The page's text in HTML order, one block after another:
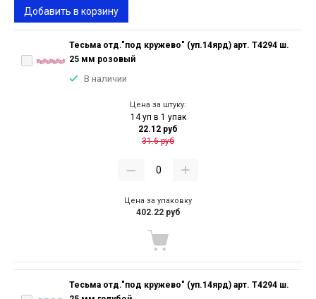
Добавить в корзину
Тесьма отд."под кружево" (уп.14ярд) арт. T4294 ш.
25 мм розовый
В наличии
Цена за штуку:
14 уп в 1 упак
22.12 руб
31.6 руб
Цена за упаковку
402.22 руб
Тесьма отд."под кружево" (уп.14ярд) арт. T4294 ш.